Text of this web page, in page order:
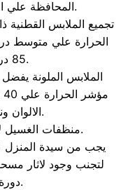
المحافظة علي اللون ونسيج الملابس.
تجميع الملابس
85 درحة مئوية.
الملابس الملونة
الالوان ونسيج القماش.
منظفات الغسيل لابد من اختيارها بعناية.
يجب من سيدة المنزل
لتجنب وجود لاثار
دورة الغسيل.